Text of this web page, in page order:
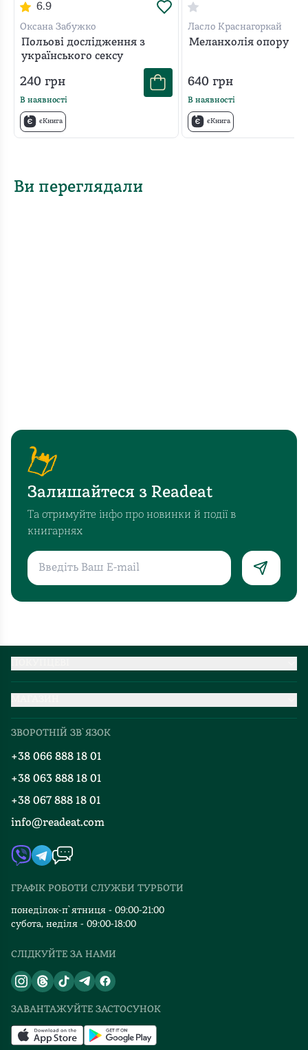
6.9
Оксана Забужко
Польові дослідження з
українського сексу
240 грн
В наявності
єКнига
Ласло Краснагоркай
Меланхолія опору
640грн
В наявності
єКнига
Ви переглядали
Залишайтеся з Readeat
Та отримуйте інфо про новинки й події в
книгарнях
Добірки
Блог
Події
Книгарні
Контакти
Автори
Видавництва
Відгуки та оцінка RDT
ЗВОРОТНІЙ ЗВ`ЯЗОК
+38 066 888 18 01
+38 063 888 18 01
+38 067 888 18 01
info@readeat.com
ГРАФІК РОБОТИ СЛУЖБИ ТУРБОТИ
понеділок-п`ятниця - 09:00-21:00
субота, неділя - 09:00-18:00
СЛІДКУЙТЕ ЗА НАМИ
ЗАВАНТАЖУЙТЕ ЗАСТОСУНОК